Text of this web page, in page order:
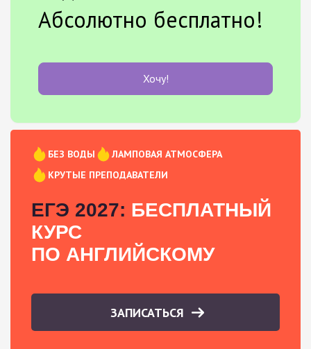
Абсолютно бесплатно!
Хочу!
БЕЗ ВОДЫ
ЛАМПОВАЯ АТМОСФЕРА
КРУТЫЕ ПРЕПОДАВАТЕЛИ
ЕГЭ 2027: БЕСПЛАТНЫЙ
КУРС
ПО АНГЛИЙСКОМУ
ЗАПИСАТЬСЯ